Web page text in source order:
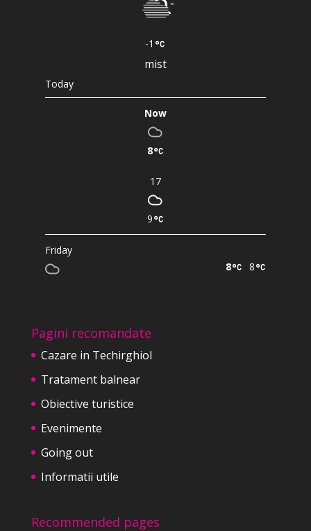
-1
mist
Today
Now
8
17
9
Friday
8
8
Pagini recomandate
Cazare in Techirghiol
Tratament balnear
Obiective turistice
Evenimente
Going out
Informatii utile
Recommended pages